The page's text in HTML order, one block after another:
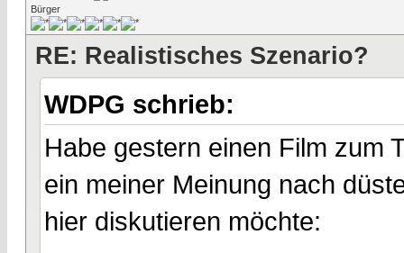
Bürger
RE: Realistisches Szenario?
WDPG schrieb:
Habe gestern einen Film zum
ein meiner Meinung nach
hier diskutieren möchte: